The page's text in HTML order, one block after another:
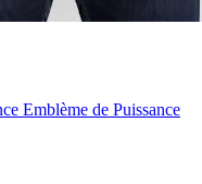
Emblème de Puissance